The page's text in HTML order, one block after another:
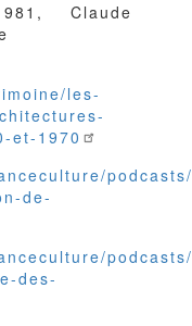
Claude
les-
et-1970
de-
des-